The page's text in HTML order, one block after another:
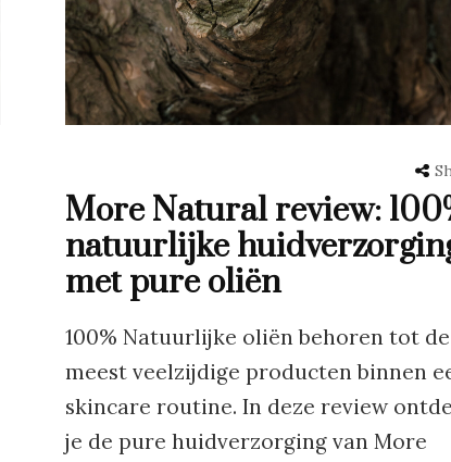
More Natural review:
natuurlijke
met pure oliën
100% Natuurlijke oliën behoren tot de
meest veelzijdige producten binnen
skincare routine. In deze review
je de pure huidverzorging van More